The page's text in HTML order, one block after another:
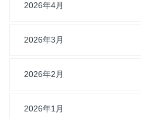
2026年4月
2026年3月
2026年2月
2026年1月